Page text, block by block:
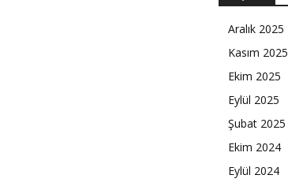
Aralık 2025
Kasım 2025
Ekim 2025
Eylül 2025
Şubat 2025
Ekim 2024
Eylül 2024